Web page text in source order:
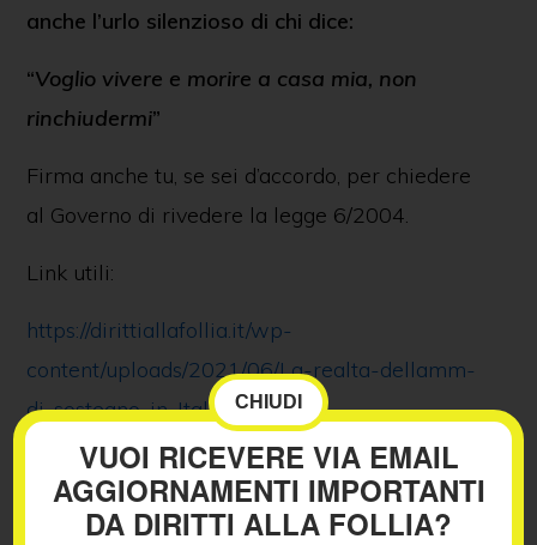
anche l’urlo silenzioso di chi dice:
“Voglio vivere e morire a casa mia, non
rinchiudermi”
Firma anche tu, se sei d’accordo, per chiedere
al Governo di rivedere la legge 6/2004.
Link utili:
https://dirittiallafollia.it/wp-
content/uploads/2021/06/La-realta-dellamm-
di-sostegno-in-Italia.pdf
VUOI RICEVERE VIA EMAIL
AGGIORNAMENTI IMPORTANTI
DA DIRITTI ALLA FOLLIA?
CHIUDI